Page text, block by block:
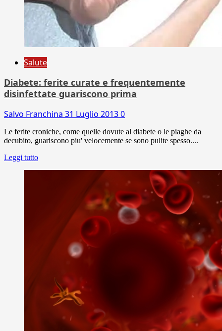
Salute
Diabete: ferite curate e frequentemente
disinfettate guariscono prima
Salvo Franchina 31 Luglio 20130
Le ferite croniche, come quelle dovute al diabete o le piaghe da
decubito, guariscono piu' velocemente se sono pulite spesso....
Leggi tutto